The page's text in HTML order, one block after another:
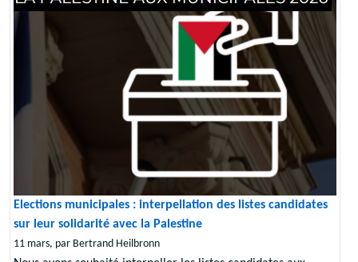
Elections municipales : interpellation des listes candidates
sur leur solidarité avec la Palestine
11 mars, par Bertrand Heilbronn